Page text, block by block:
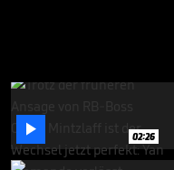
0
of
minutes,
2
 02:26